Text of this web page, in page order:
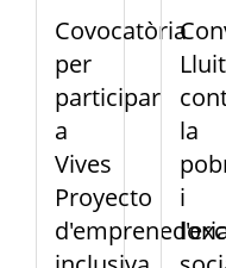
Covocatòria
per
participar
a
Vives
Proyecto
la
i